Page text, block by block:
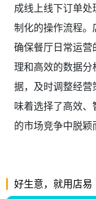
成线上线下订单
制化的操作流程。
确保餐厅日常运
理和高效的数据
据，及时调整经
味着选择了高效
的市场竞争中脱颖
好生意，就用店易